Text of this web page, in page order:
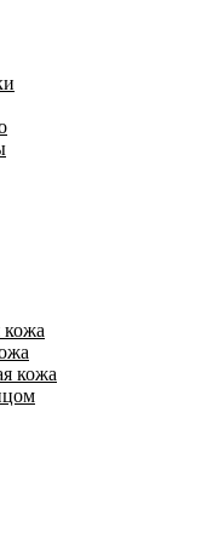
кожа
кожа